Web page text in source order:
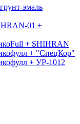
эмаль
01 +
+ SHIHRAN
+ "СпецКор"
+ УР-1012